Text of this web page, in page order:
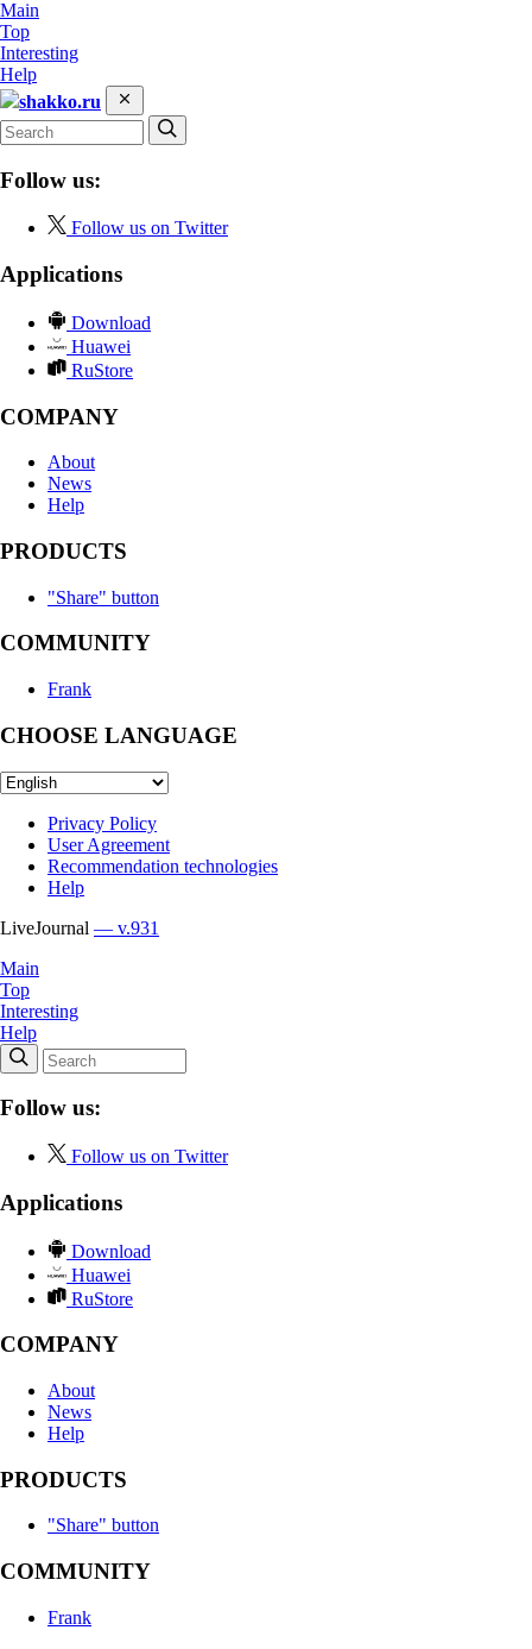
Main
Top
Interesting
Help
shakko.ru
Follow us:
Follow us on Twitter
Applications
Download
Huawei
RuStore
COMPANY
About
News
Help
PRODUCTS
"Share" button
COMMUNITY
Frank
CHOOSE LANGUAGE
Privacy Policy
User Agreement
Recommendation technologies
Help
LiveJournal — v.931
Main
Top
Interesting
Help
Follow us:
Follow us on Twitter
Applications
Download
Huawei
RuStore
COMPANY
About
News
Help
PRODUCTS
"Share" button
COMMUNITY
Frank